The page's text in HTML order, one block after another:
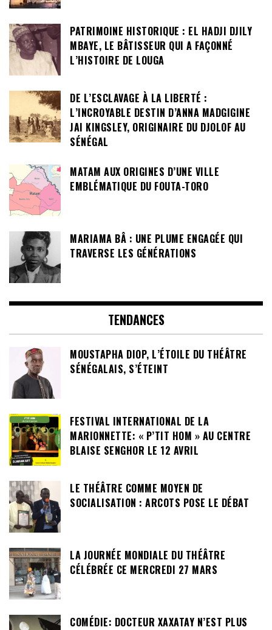
PATRIMOINE HISTORIQUE : EL HADJI DJILY
MBAYE, LE BÂTISSEUR QUI A FAÇONNÉ
L’HISTOIRE DE LOUGA
DE L’ESCLAVAGE À LA LIBERTÉ :
L’INCROYABLE DESTIN D’ANNA MADGIGINE
JAI KINGSLEY, ORIGINAIRE DU DJOLOF AU
SÉNÉGAL
MATAM AUX ORIGINES D’UNE VILLE
EMBLÉMATIQUE DU FOUTA-TORO
MARIAMA BÂ : UNE PLUME ENGAGÉE QUI
TRAVERSE LES GÉNÉRATIONS
TENDANCES
MOUSTAPHA DIOP, L’ÉTOILE DU THÉÂTRE
SÉNÉGALAIS, S’ÉTEINT
FESTIVAL INTERNATIONAL DE LA
MARIONNETTE: « P’TIT HOM » AU CENTRE
BLAISE SENGHOR LE 12 AVRIL
LE THÉÂTRE COMME MOYEN DE
SOCIALISATION : ARCOTS POSE LE DÉBAT
LA JOURNÉE MONDIALE DU THÉÂTRE
CÉLÉBRÉE CE MERCREDI 27 MARS
COMÉDIE: DOCTEUR XAXATAY N’EST PLUS